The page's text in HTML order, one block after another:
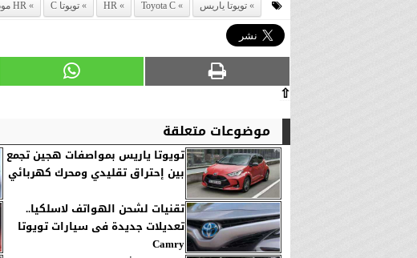
تويوتا ياريس Toyota C
HR تويوتا C HR موديل 2021
⇧
موضوعات متعلقة
تويوتا ياريس بمواصفات هجين تجمع
بين إحتراق تقليدي ومحرك كهربائي
تقنيات لشحن الهواتف لاسلكيا..
تعديلات جديدة فى سيارات تويوتا
Camry